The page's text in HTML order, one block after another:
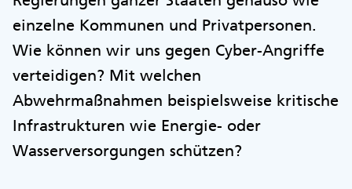
einzelne Kommunen und Privatpersonen.
Wie können wir uns gegen Cyber-Angriffe
verteidigen? Mit welchen
Abwehrmaßnahmen beispielsweise kritische
Infrastrukturen wie Energie- oder
Wasserversorgungen schützen?